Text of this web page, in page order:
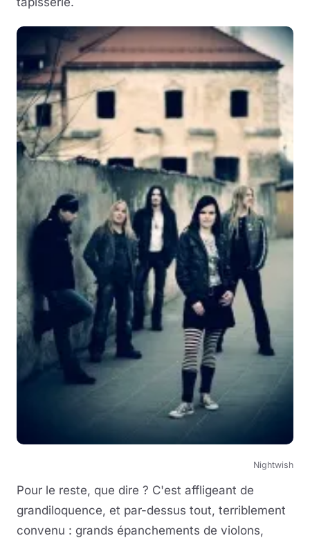
Nightwish
Pour le reste, que dire ? C'est affligeant de
grandiloquence, et par-dessus tout, terriblement
convenu : grands épanchements de violons,